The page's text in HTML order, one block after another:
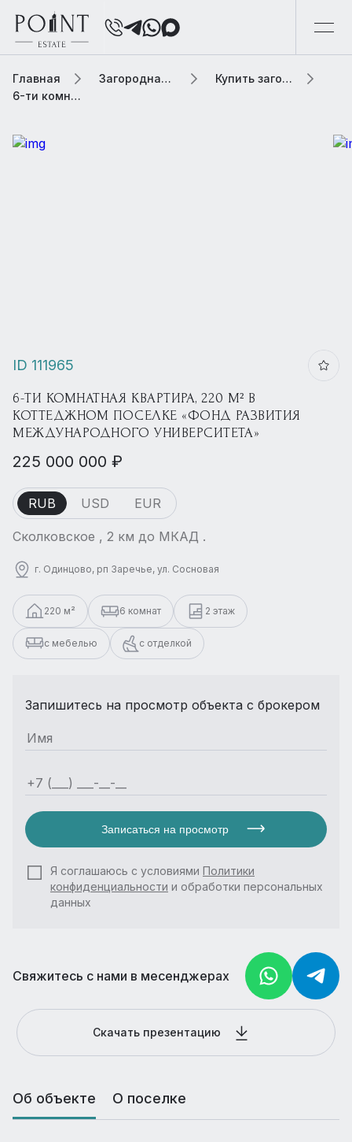
Главная Загородная элитная недвижимость
Купить загородную элитную недвижимость
6-ти комнатная квартира, 220 м² В коттеджном поселке «Фонд Развития Международного Университета»
ID 111965
6-ТИ КОМНАТНАЯ КВАРТИРА, 220 М² В
КОТТЕДЖНОМ ПОСЕЛКЕ «ФОНД РАЗВИТИЯ
МЕЖДУНАРОДНОГО УНИВЕРСИТЕТА»
225 000 000 ₽
RUB USD EUR
Сколковское , 2 км до МКАД .
г. Одинцово, рп Заречье, ул. Сосновая
220 м² 6 комнат 2 этаж
с мебелью с отделкой
Запишитесь на просмотр объекта с брокером
Записаться на просмотр
Я соглашаюсь с условиями Политики
конфиденциальности и обработки персональных
данных
Свяжитесь с нами в месенджерах
Скачать презентацию
Об объекте О поселке